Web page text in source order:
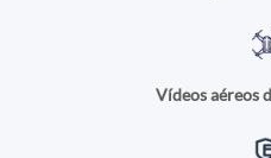
Vídeos aéreos